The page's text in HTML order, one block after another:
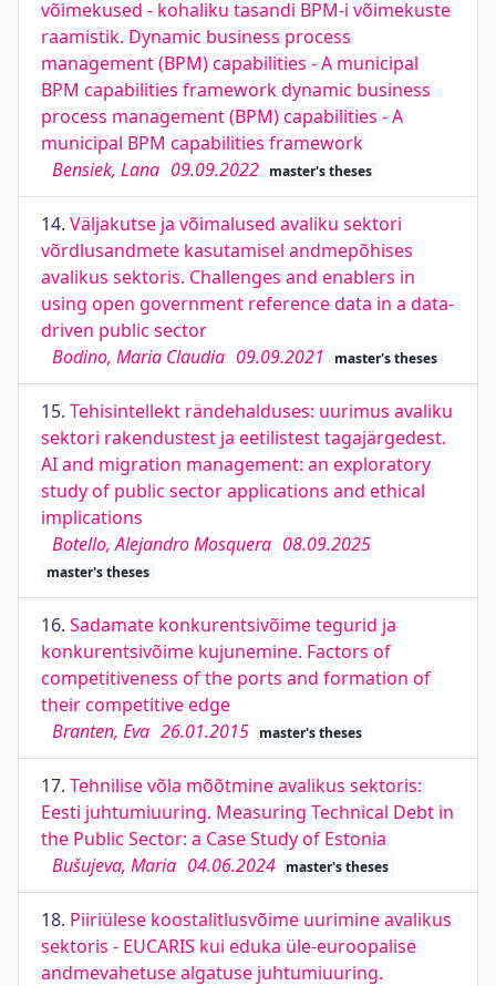
võimekused - kohaliku tasandi BPM-i võimekuste
raamistik. Dynamic business process
management (BPM) capabilities - A municipal
BPM capabilities framework dynamic business
process management (BPM) capabilities - A
municipal BPM capabilities framework
Bensiek, Lana 09.09.2022 master's theses
14. Väljakutse ja võimalused avaliku sektori
võrdlusandmete kasutamisel andmepõhises
avalikus sektoris. Challenges and enablers in
using open government reference data in a data-
driven public sector
Bodino, Maria Claudia 09.09.2021 master's theses
15. Tehisintellekt rändehalduses: uurimus avaliku
sektori rakendustest ja eetilistest tagajärgedest.
AI and migration management: an exploratory
study of public sector applications and ethical
implications
Botello, Alejandro Mosquera 08.09.2025
master's theses
16. Sadamate konkurentsivõime tegurid ja
konkurentsivõime kujunemine. Factors of
competitiveness of the ports and formation of
their competitive edge
Branten, Eva 26.01.2015 master's theses
17. Tehnilise võla mõõtmine avalikus sektoris:
Eesti juhtumiuuring. Measuring Technical Debt in
the Public Sector: a Case Study of Estonia
Bušujeva, Maria 04.06.2024 master's theses
18. Piiriülese koostalitlusvõime uurimine avalikus
sektoris - EUCARIS kui eduka üle-euroopalise
andmevahetuse algatuse juhtumiuuring.